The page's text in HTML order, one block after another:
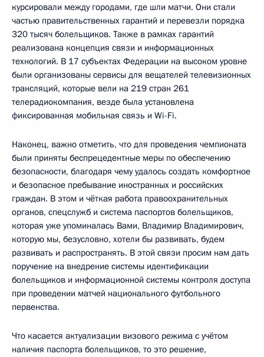
курсировали между городами, где шли матчи. Они стали
частью правительственных гарантий и перевезли порядка
320 тысяч болельщиков. Также в рамках гарантий
реализована концепция связи и информационных
технологий. В 17 субъектах Федерации на высоком уровне
были организованы сервисы для вещателей телевизионных
трансляций, которые вели на 219 стран 261
телерадиокомпания, везде была установлена
фиксированная мобильная связь и Wi-Fi.
Наконец, важно отметить, что для проведения чемпионата
были приняты беспрецедентные меры по обеспечению
безопасности, благодаря чему удалось создать комфортное
и безопасное пребывание иностранных и российских
граждан. В этом и чёткая работа правоохранительных
органов, спецслужб и система паспортов болельщиков,
которая уже упоминалась Вами, Владимир Владимирович,
которую мы, безусловно, хотели бы развивать, будем
развивать и распространять. В этой связи просим нам дать
поручение на внедрение системы идентификации
болельщиков и информационной системы контроля доступа
при проведении матчей национального футбольного
первенства.
Что касается актуализации визового режима с учётом
наличия паспорта болельщиков, то это решение,